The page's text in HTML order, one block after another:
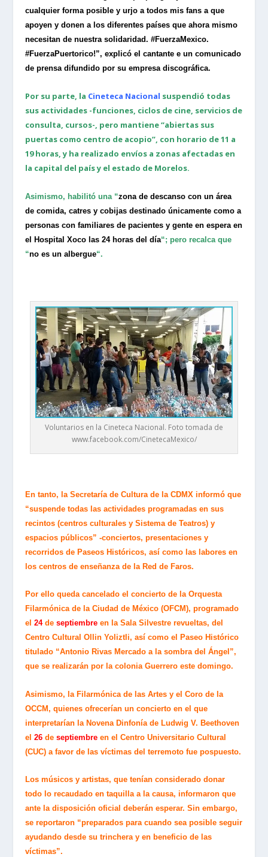
cualquier forma posible y urjo a todos mis fans a que
apoyen y donen a los diferentes países que ahora mismo
necesitan de nuestra solidaridad. #FuerzaMexico.
#FuerzaPuertorico!”, explicó el cantante e un comunicado
de prensa difundido por su empresa discográfica.
Por su parte, la Cineteca Nacional suspendió todas
sus actividades -funciones, ciclos de cine, servicios de
consulta, cursos-, pero mantiene “abiertas sus
puertas como centro de acopio”, con horario de 11 a
19 horas, y ha realizado envíos a zonas afectadas en
la capital del país y el estado de Morelos.
Asimismo, habilitó una “zona de descanso con un área
de comida, catres y cobijas destinado únicamente como a
personas con familiares de pacientes y gente en espera en
el Hospital Xoco las 24 horas del día“; pero recalca que
“no es un albergue“.
Voluntarios en la Cineteca Nacional. Foto tomada de
www.facebook.com/CinetecaMexico/
En tanto, la Secretaría de Cultura de la CDMX informó que
“suspende todas las actividades programadas en sus
recintos (centros culturales y Sistema de Teatros) y
espacios públicos” -conciertos, presentaciones y
recorridos de Paseos Históricos, así como las labores en
los centros de enseñanza de la Red de Faros.
Por ello queda cancelado el concierto de la Orquesta
Filarmónica de la Ciudad de México (OFCM), programado
el24deseptiembre en la Sala Silvestre revueltas, del
Centro Cultural Ollin Yoliztli, así como el Paseo Histórico
titulado “Antonio Rivas Mercado a la sombra del Ángel”,
que se realizarán por la colonia Guerrero este domingo.
Asimismo, la Filarmónica de las Artes y el Coro de la
OCCM, quienes ofrecerían un concierto en el que
interpretarían la Novena Dinfonía de Ludwig V. Beethoven
el26deseptiembre en el Centro Universitario Cultural
(CUC) a favor de las víctimas del terremoto fue pospuesto.
Los músicos y artistas, que tenían considerado donar
todo lo recaudado en taquilla a la causa, informaron que
ante la disposición oficial deberán esperar. Sin embargo,
se reportaron “preparados para cuando sea posible seguir
ayudando desde su trinchera y en beneficio de las
víctimas”.